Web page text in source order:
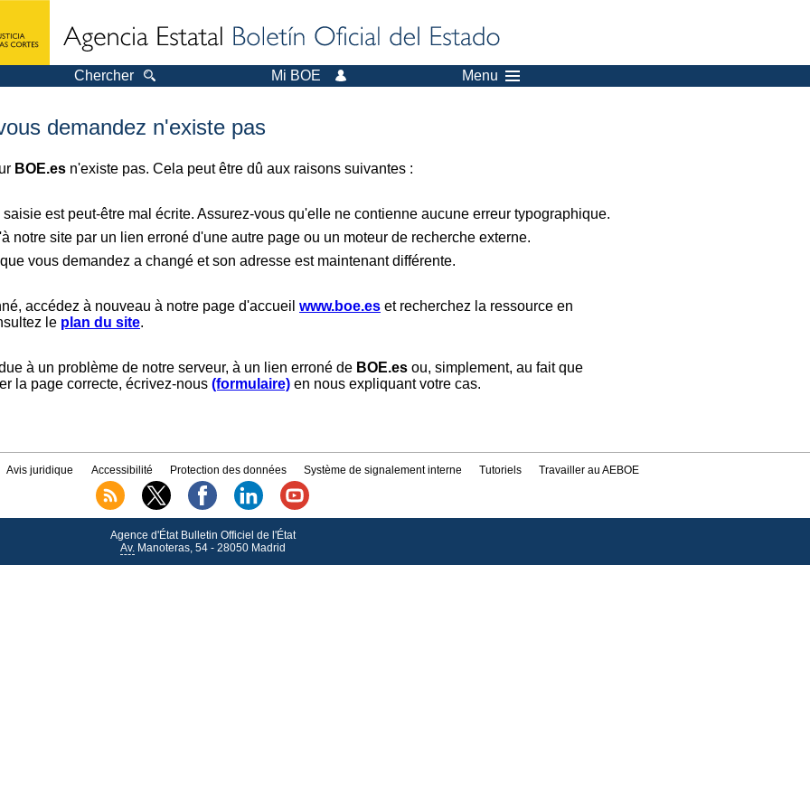
Chercher Mi BOE Menu
demandez n'existe pas
BOE.es n'existe pas. Cela peut être dû aux raisons suivantes :
est peut-être mal écrite. Assurez-vous qu'elle ne contienne aucune erreur typographique.
notre site par un lien erroné d'une autre page ou un moteur de recherche externe.
vous demandez a changé et son adresse est maintenant différente.
accédez à nouveau à notre page d'accueil www.boe.es et recherchez la ressource en
le plan du site.
à un problème de notre serveur, à un lien erroné de BOE.es ou, simplement, au fait que
la page correcte, écrivez-nous (formulaire) en nous expliquant votre cas.
Avis juridique Accessibilité Protection des données Système de signalement interne Tutoriels Travailler au AEBOE
Agence d'État Bulletin Officiel de l'État
Av.Manoteras, 54 - 28050 Madrid